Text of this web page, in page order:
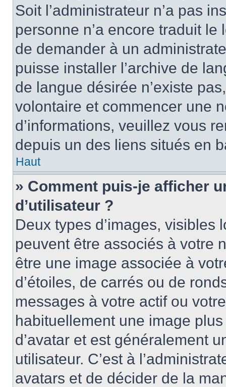
Soit l’administrateur n’a pas
personne n’a encore traduit
de demander à un
puisse installer l’archive de
de langue désirée n’existe
volontaire et commencer une
d’informations, veuillez vous
depuis un des liens situés en
Haut
» Comment puis-je afficher
d’utilisateur ?
Deux types d’images,
peuvent être associés à votre
être une image associée à
d’étoiles, de carrés ou de
messages à votre actif ou
habituellement une image
d’avatar et est généralement
utilisateur. C’est à
avatars et de décider de la